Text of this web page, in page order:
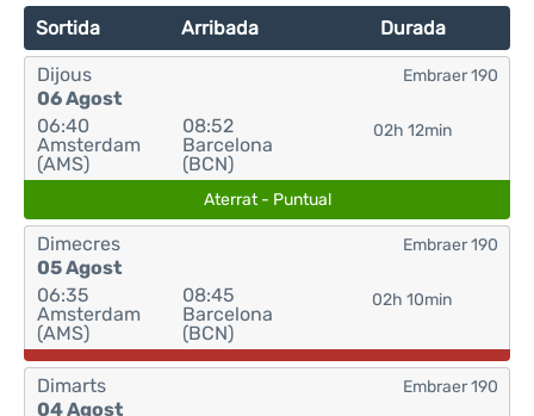
Sortida Arribada Durada
Dijous
06 Agost
06:40
Amsterdam
(AMS)
08:52
Barcelona
(BCN)
02h 12min
Embraer 190
Aterrat - Puntual
Dimecres
05 Agost
06:35
Amsterdam
(AMS)
08:45
Barcelona
(BCN)
02h 10min
Embraer 190
Dimarts
04 Agost
Embraer 190